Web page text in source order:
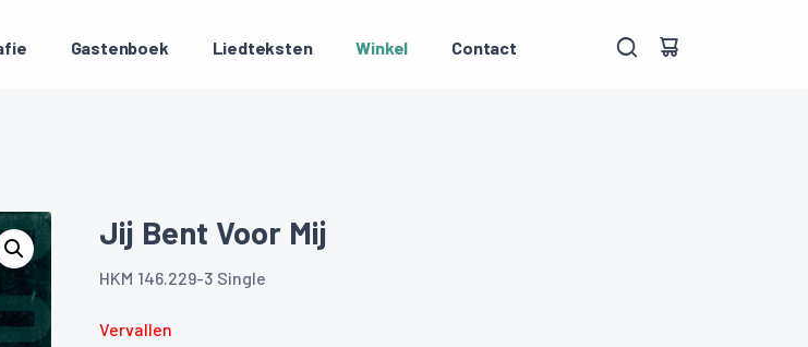
Gastenboek Liedteksten Winkel Contact
Jij Bent Voor Mij
HKM 146.229-3 Single
Vervallen